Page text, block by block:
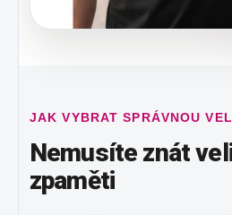
JAK VYBRAT SPRÁVNOU
Nemusíte znát
zpaměti